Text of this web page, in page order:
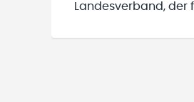
Landesverband, der